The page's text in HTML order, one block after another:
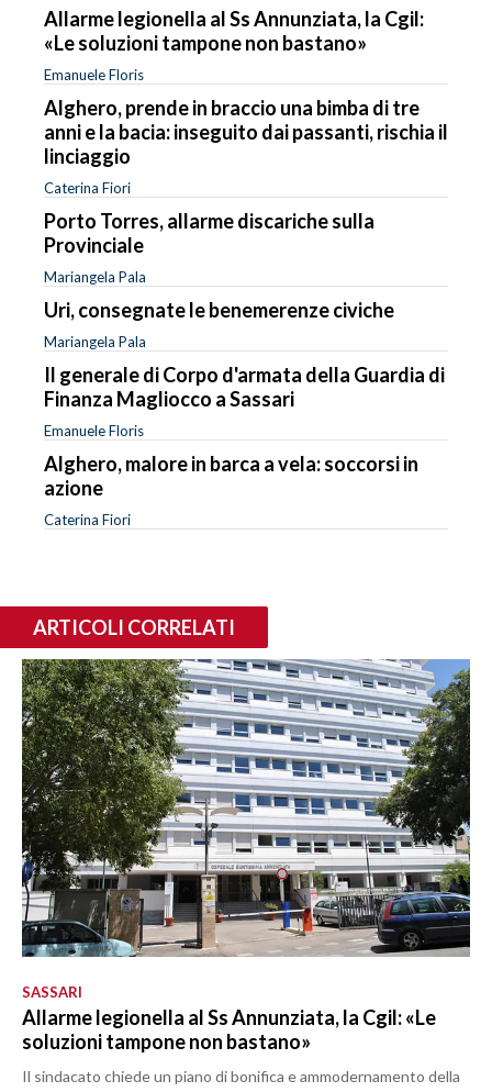
Allarme legionella al Ss Annunziata, la Cgil:
«Le soluzioni tampone non bastano»
Emanuele Floris
Alghero, prende in braccio una bimba di tre
anni e la bacia: inseguito dai passanti, rischia il
linciaggio
Caterina Fiori
Porto Torres, allarme discariche sulla
Provinciale
Mariangela Pala
Uri, consegnate le benemerenze civiche
Mariangela Pala
Il generale di Corpo d'armata della Guardia di
Finanza Magliocco a Sassari
Emanuele Floris
Alghero, malore in barca a vela: soccorsi in
azione
Caterina Fiori
ARTICOLI CORRELATI
SASSARI
Allarme legionella al Ss Annunziata, la Cgil: «Le
soluzioni tampone non bastano»
Il sindacato chiede un piano di bonifica e ammodernamento della